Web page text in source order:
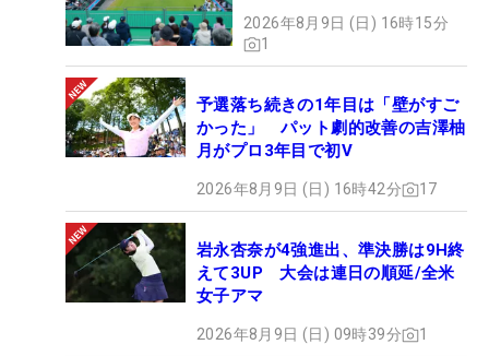
2026年8月9日 (日) 16時15分
1
予選落ち続きの1年目は「壁がすご
かった」 パット劇的改善の吉澤柚
月がプロ3年目で初V
2026年8月9日 (日) 16時42分 17
岩永杏奈が4強進出、準決勝は9H終
えて3UP 大会は連日の順延/全米
女子アマ
2026年8月9日 (日) 09時39分 1